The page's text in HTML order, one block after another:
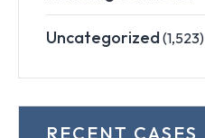
Uncategorized (1,523)
RECENT CASES